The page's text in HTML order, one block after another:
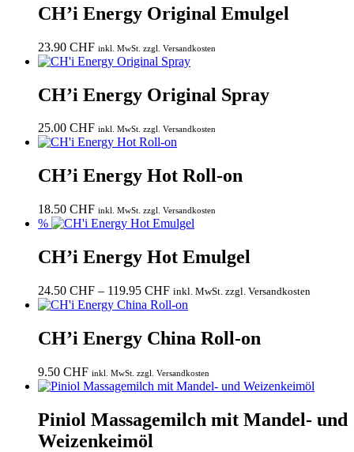
CH’i Energy Original Emulgel
23.90 CHF inkl. MwSt. zzgl. Versandkosten
CH’i Energy Original Spray
25.00 CHF inkl. MwSt. zzgl. Versandkosten
CH’i Energy Hot Roll-on
18.50 CHF inkl. MwSt. zzgl. Versandkosten
%
CH’i Energy Hot Emulgel
24.50 CHF – 119.95 CHFPreisspanne:
24.50 CHF
119.95 CHF
inkl. MwSt. zzgl. Versandkosten
CH’i Energy China Roll-on
9.50 CHF inkl. MwSt. zzgl. Versandkosten
Piniol Massagemilch mit Mandel- und
Weizenkeimöl